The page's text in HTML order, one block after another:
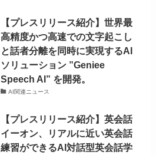
【プレスリリース紹介】世界最
高精度かつ高速での文字起こし
と話者分離を同時に実現するAI
ソリューション ”Geniee
Speech AI” を開発。
AI関連ニュース
【プレスリリース紹介】英会話
イーオン、リアルに近い英会話
練習ができるAI対話型英会話学